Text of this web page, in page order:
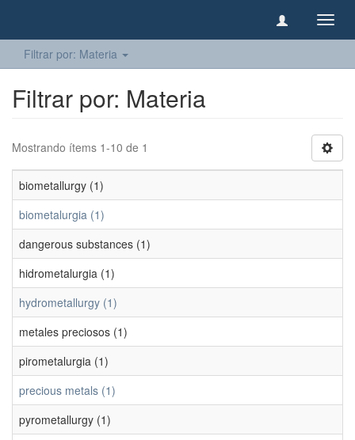
Filtrar por: Materia
Filtrar por: Materia
Mostrando ítems 1-10 de 1
biometallurgy (1)
biometalurgia (1)
dangerous substances (1)
hidrometalurgia (1)
hydrometallurgy (1)
metales preciosos (1)
pirometalurgia (1)
precious metals (1)
pyrometallurgy (1)